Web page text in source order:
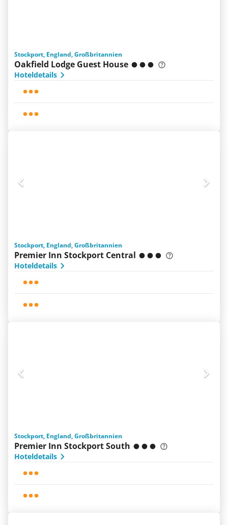
Stockport, England, Großbritannien
Oakfield Lodge Guest House
Hoteldetails
Stockport, England, Großbritannien
Premier Inn Stockport Central
Hoteldetails
Stockport, England, Großbritannien
Premier Inn Stockport South
Hoteldetails